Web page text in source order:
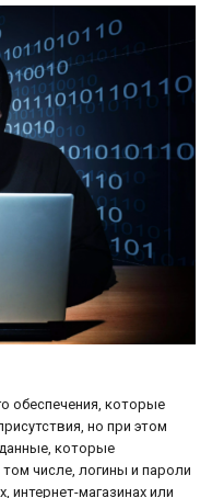
обеспечения, которые
но при этом
которые
числе, логины и пароли
интернет-магазинах или